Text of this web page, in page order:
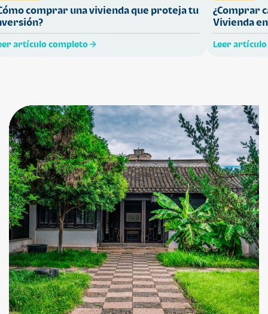
comprar una vivienda que proteja tu
artículo completo
¿Comprar
Vivienda
Leer